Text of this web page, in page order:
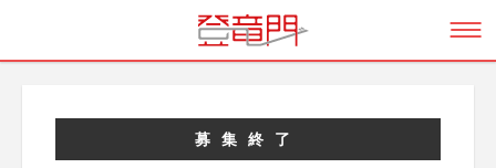
募集終了